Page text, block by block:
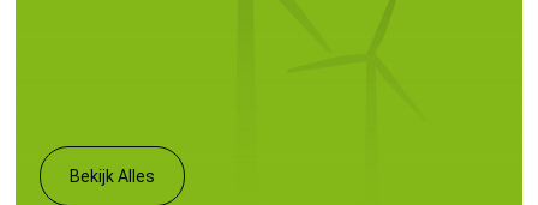
Bekijk Alles